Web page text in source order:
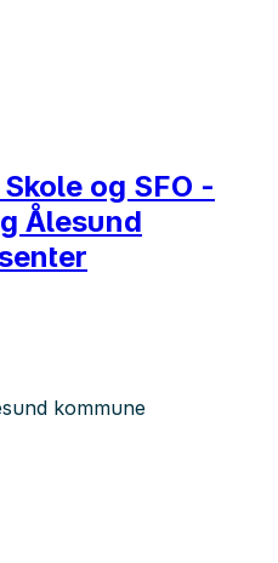
og SFO -
Ålesund
kommune